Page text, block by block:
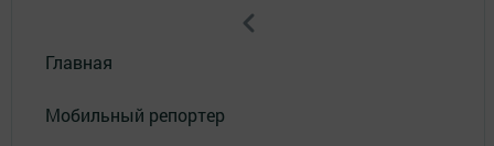
Главная
Мобильный репортер